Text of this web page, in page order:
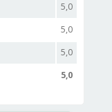
5,0
5,0
5,0
5,0